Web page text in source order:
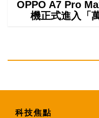
OPPO A7 Pro
機正式進入「
科技焦點